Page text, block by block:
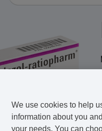
We use cookies to help
information about you
your needs. You can